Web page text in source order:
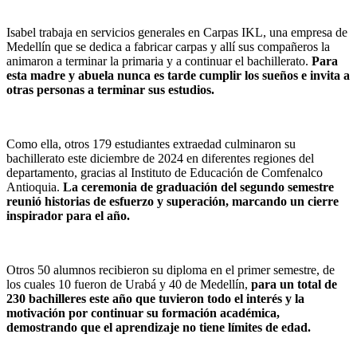
Isabel trabaja en servicios generales en Carpas IKL, una empresa de
Medellín que se dedica a fabricar carpas y allí sus compañeros la
animaron a terminar la primaria y a continuar el bachillerato. Para
esta madre y abuela nunca es tarde cumplir los sueños e invita a
otras personas a terminar sus estudios.
Como ella, otros 179 estudiantes extraedad culminaron su
bachillerato este diciembre de 2024 en diferentes regiones del
departamento, gracias al Instituto de Educación de Comfenalco
Antioquia. La ceremonia de graduación del segundo semestre
reunió historias de esfuerzo y superación, marcando un cierre
inspirador para el año.
Otros 50 alumnos recibieron su diploma en el primer semestre, de
los cuales 10 fueron de Urabá y 40 de Medellín, para un total de
230 bachilleres este año que tuvieron todo el interés y la
motivación por continuar su formación académica,
demostrando que el aprendizaje no tiene límites de edad.